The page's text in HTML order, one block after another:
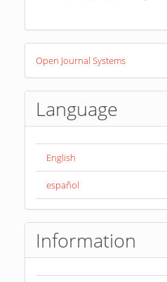
Developed
ByOpen Journal Systems
Language
English
español
Information